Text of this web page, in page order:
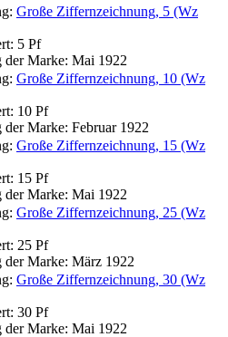
Große Ziffernzeichnung, 5 (Wz
5 Pf
der Marke: Mai 1922
Große Ziffernzeichnung, 10 (Wz
10 Pf
der Marke: Februar 1922
Große Ziffernzeichnung, 15 (Wz
15 Pf
der Marke: Mai 1922
Große Ziffernzeichnung, 25 (Wz
25 Pf
der Marke: März 1922
Große Ziffernzeichnung, 30 (Wz
30 Pf
der Marke: Mai 1922